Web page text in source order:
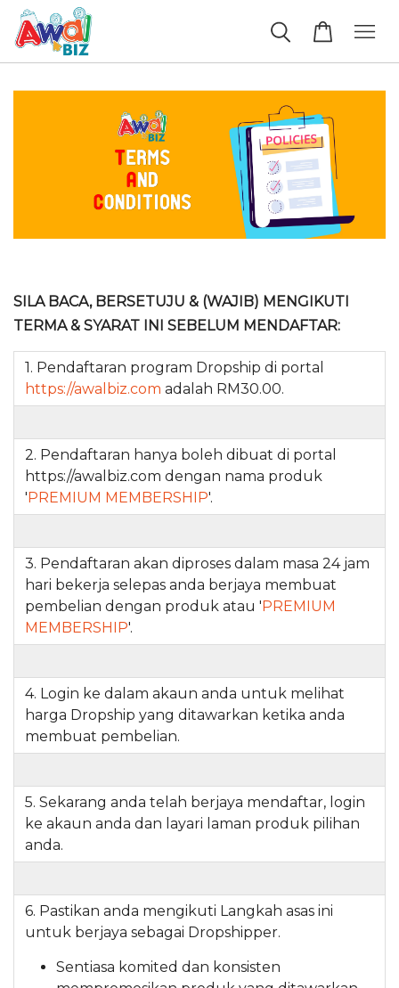
SILA BACA, BERSETUJU & (WAJIB) MENGIKUTI
TERMA & SYARAT INI SEBELUM MENDAFTAR:
1. Pendaftaran program Dropship di portal
https://awalbiz.com adalah RM30.00.
2. Pendaftaran hanya boleh dibuat di portal
https://awalbiz.com dengan nama produk
' PREMIUM MEMBERSHIP'.
3. Pendaftaran akan diproses dalam masa 24 jam
hari bekerja selepas anda berjaya membuat
pembelian dengan produk atau ' PREMIUM
MEMBERSHIP'.
4. Login ke dalam akaun anda untuk melihat
harga Dropship yang ditawarkan ketika anda
membuat pembelian.
5. Sekarang anda telah berjaya mendaftar, login
ke akaun anda dan layari laman produk pilihan
anda.
6. Pastikan anda mengikuti Langkah asas ini
untuk berjaya sebagai Dropshipper.
Sentiasa komited dan konsisten